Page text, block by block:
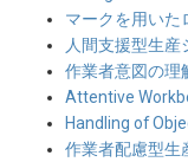
マークを用いた
人間支援型生産
作業者意図の理
Attentive
Handling of
作業者配慮型生